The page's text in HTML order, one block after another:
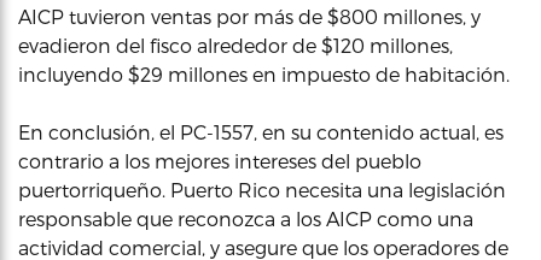
AICP tuvieron ventas por más de $800 millones, y
evadieron del fisco alrededor de $120 millones,
incluyendo $29 millones en impuesto de habitación.
En conclusión, el PC-1557, en su contenido actual, es
contrario a los mejores intereses del pueblo
puertorriqueño. Puerto Rico necesita una legislación
responsable que reconozca a los AICP como una
actividad comercial, y asegure que los operadores de